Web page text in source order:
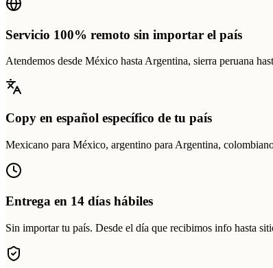
Servicio 100% remoto sin importar el país
Atendemos desde México hasta Argentina, sierra peruana
Copy en español específico de tu país
Mexicano para México, argentino para Argentina,
Entrega en 14 días hábiles
Sin importar tu país. Desde el día que recibimos info hasta